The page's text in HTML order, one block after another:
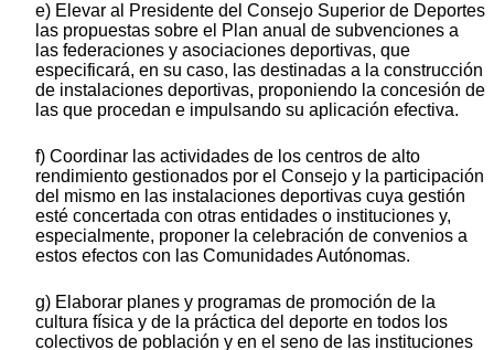
e) Elevar al Presidente del Consejo Superior de Deportes
las propuestas sobre el Plan anual de subvenciones a
las federaciones y asociaciones deportivas, que
especificará, en su caso, las destinadas a la construcción
de instalaciones deportivas, proponiendo la concesión de
las que procedan e impulsando su aplicación efectiva.
f) Coordinar las actividades de los centros de alto
rendimiento gestionados por el Consejo y la participación
del mismo en las instalaciones deportivas cuya gestión
esté concertada con otras entidades o instituciones y,
especialmente, proponer la celebración de convenios a
estos efectos con las Comunidades Autónomas.
g) Elaborar planes y programas de promoción de la
cultura física y de la práctica del deporte en todos los
colectivos de población y en el seno de las instituciones